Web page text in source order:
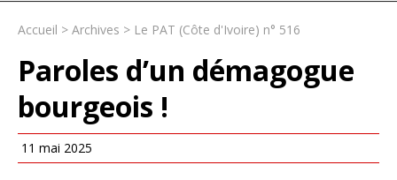
Accueil > Archives > Le PAT (Côte d'Ivoire) n° 516
Paroles d’un démagogue
bourgeois !
11 mai 2025